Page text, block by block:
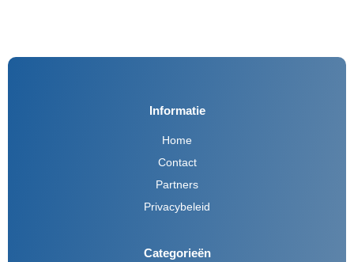
Informatie
Home
Contact
Partners
Privacybeleid
Categorieën